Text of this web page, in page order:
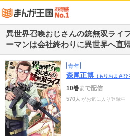
異世界召喚おじさんの銃無双ライ
ーマンは会社終わりに異世界へ直
青年
森尾正博 （もりおまさひ
10巻まで配信
570人 がお気に入り登録中